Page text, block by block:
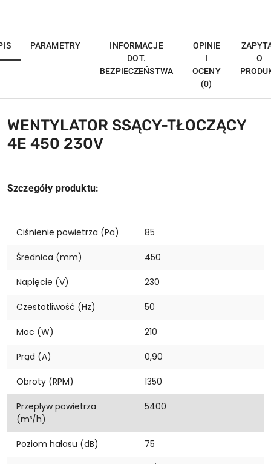
PARAMETRY
INFORMACJE
DOT.
BEZPIECZEŃSTWA
OPINIE
I
OCENY
(0)
O
WENTYLATOR SSĄCY-TŁOCZĄCY
4E 450 230V
Szczegóły produktu:
Ciśnienie powietrza (Pa) 85
Średnica (mm) 450
Napięcie (V) 230
Czestotliwość (Hz) 50
Moc (W) 210
Prąd (A) 0,90
Obroty (RPM) 1350
Przepływ powietrza
(m³/h)
5400
Poziom hałasu (dB) 75